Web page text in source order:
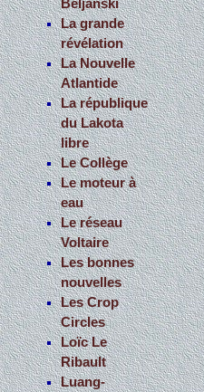
Beljanski
La grande
révélation
La Nouvelle
Atlantide
La république
du Lakota
libre
Le Collège
Le moteur à
eau
Le réseau
Voltaire
Les bonnes
nouvelles
Les Crop
Circles
Loïc Le
Ribault
Luang-